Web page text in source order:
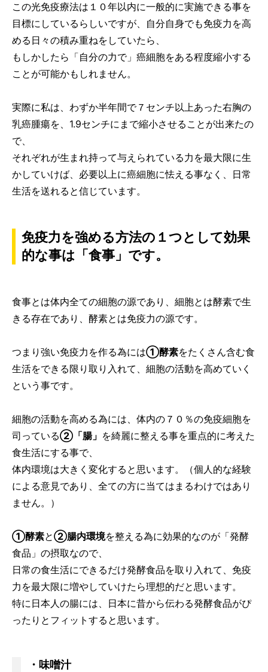
この光免疫療法は１０年以内に一般的に実施できる事を
目標にしているらしいですが、自分自身でも免疫力を高
める日々の積み重ねをしていたら、
もしかしたら「自分の力で」癌細胞をある程度縮小する
ことが可能かもしれません。
実際に私は、わずか半年間で７センチ以上あった右胸の
乳癌腫瘍を、1.9センチにまで縮小させることが出来たの
で、
それぞれが生まれ持って与えられている力を最大限に生
かしていけば、必要以上に癌細胞に怯える事なく、日常
生活を送れると信じています。
免疫力を強める方法の１つとして効果
的な事は「食事」です。
食事とは体内全ての細胞の源であり、細胞とは酵素で生
きる存在であり、酵素とは免疫力の源です。
つまり強い免疫力を作る為には①酵素をたくさん含む食
生活をできる限り取り入れて、細胞の活動を高めていく
という事です。
細胞の活動を高める為には、体内の７０％の免疫細胞を
司っている②「腸」 を綺麗に整える事を重点的に考えた
食生活にする事で、
体内環境は大きく変化すると思います。（個人的な経験
による意見であり、全ての方に当てはまるわけではあり
ません。）
①酵素と②腸内環境を整える為に効果的なのが「発酵
食品」の摂取なので、
日常の食生活にできるだけ発酵食品を取り入れて、免疫
力を最大限に増やしていけたら理想的だと思います。
特に日本人の腸には、日本に昔から伝わる発酵食品がぴ
ったりとフィットすると思います。
・味噌汁